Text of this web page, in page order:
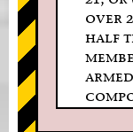
over
half